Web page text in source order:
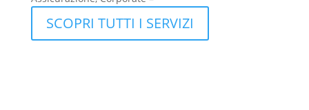
SCOPRI TUTTI I SERVIZI